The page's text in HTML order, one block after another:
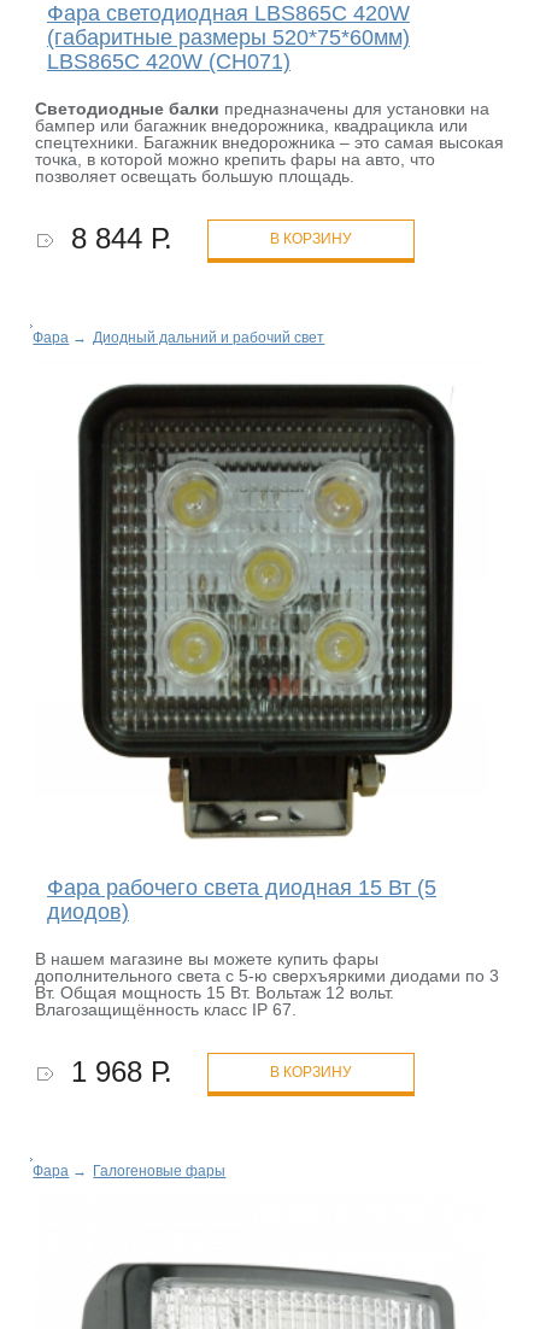
Фара светодиодная LBS865C 420W
(габаритные размеры 520*75*60мм)
LBS865C 420W (CH071)
Светодиодные балки предназначены для установки на
бампер или багажник внедорожника, квадрацикла или
спецтехники. Багажник внедорожника – это самая высокая
точка, в которой можно крепить фары на авто, что
позволяет освещать большую площадь.
8 844 Р. В КОРЗИНУ
Фара → Диодный дальний и рабочий свет
Фара рабочего света диодная 15 Вт (5
диодов)
В нашем магазине вы можете купить фары
дополнительного света с 5-ю сверхъяркими диодами по 3
Вт. Общая мощность 15 Вт. Вольтаж 12 вольт.
Влагозащищённость класс IP 67.
1 968 Р. В КОРЗИНУ
Фара → Галогеновые фары